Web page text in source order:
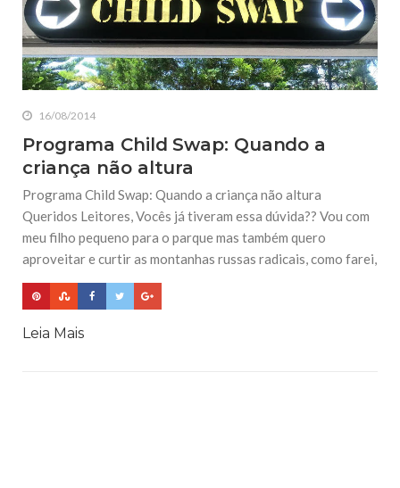
16/08/2014
Programa Child Swap: Quando a
criança não altura
Programa Child Swap: Quando a criança não altura
Queridos Leitores, Vocês já tiveram essa dúvida?? Vou com
meu filho pequeno para o parque mas também quero
aproveitar e curtir as montanhas russas radicais, como farei,
Leia Mais